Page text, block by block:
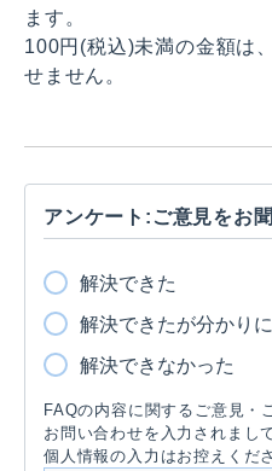
ます。
100円(税込)未満の金額は
せません。
アンケート:ご意見をお
解決できた
解決できたが分かり
解決できなかった
FAQの内容に関するご意見・
お問い合わせを入力されまし
個人情報の入力はお控えくだ